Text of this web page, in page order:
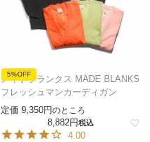
5%OFF
メイドブランクス MADE BLANKS
フレッシュマンカーディガン
定価 9,350 のところ
8,882 税込
4.00